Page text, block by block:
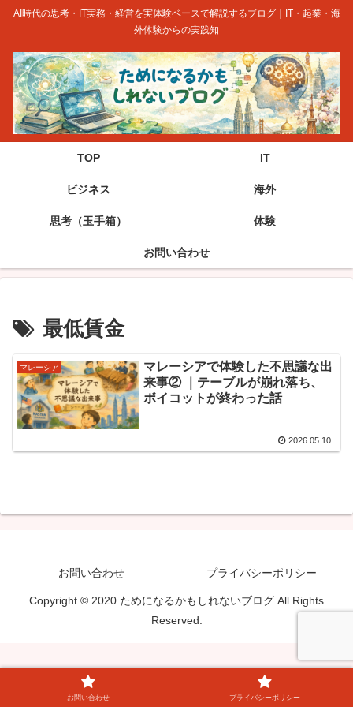
AI時代の思考・IT実務・経営を実体験ベースで解説するブログ｜IT・起業・海
外体験からの実践知
TOP IT
ビジネス 海外
思考（玉手箱） 体験
お問い合わせ
最低賃金
マレーシア
マレーシアで体験した不思議な出
来事② ｜テーブルが崩れ落ち、
ボイコットが終わった話
2026.05.10
お問い合わせ プライバシーポリシー
Copyright © 2020 ためになるかもしれないブログ All Rights
Reserved.
お問い合わせ プライバシーポリシー